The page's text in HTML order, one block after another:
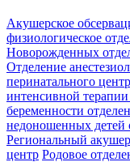
Акушерское
физиологическое
Новорожденных
Отделение
перинатального
интенсивной
беременности
недоношенных детей
Региональный
центр Родовое